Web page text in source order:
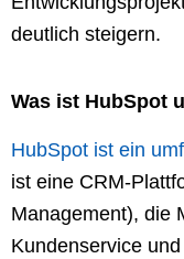
deutlich steigern.
Was ist HubSpot
HubSpot ist ein
ist eine CRM-
Management), die
Kundenservice